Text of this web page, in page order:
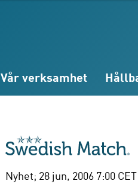
Vår verksamhet
Nyhet; 28 jun, 2006 7:00 CET